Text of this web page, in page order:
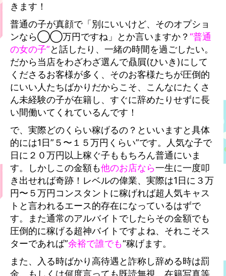
きます！
普通の子が真顔で「別にいいけど、そのオプショ
ンなら◯◯万円ですね」とか言いますか？ “普通
の女の子”と話したり、一緒の時間を過ごしたい。
だから当店をわざわざ選んで贔屓(ひいき)にして
くださるお客様が多く、そのお客様たちが圧倒的
にいい人たちばかりだからこそ、こんなにたくさ
ん未経験の子が在籍し、すぐに辞めたりせずに長
い間働いてくれているんです！
で、実際どのくらい稼げるの？ といいますと具体
的には1日”５〜１５万円くらい”です。人気な子で
日に２０万円以上稼ぐ子ももちろん普通にいま
す。しかしこの金額も他のお店なら一生に一度叩
き出せれば奇跡！レベルの偉業、実際は1日に３万
円〜５万円コンスタントに稼げれば超人気キャス
トと言われるエース的存在になっているはずで
す。また通常のアルバイトでしたらその金額でも
圧倒的に稼げる超神バイトですよね、それこそス
ターであれば”余裕で誰でも“稼げます。
また、入る時ばかり高待遇と詐称し辞める時は罰